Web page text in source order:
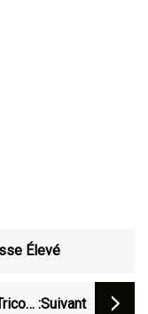
Élevé
:suivant